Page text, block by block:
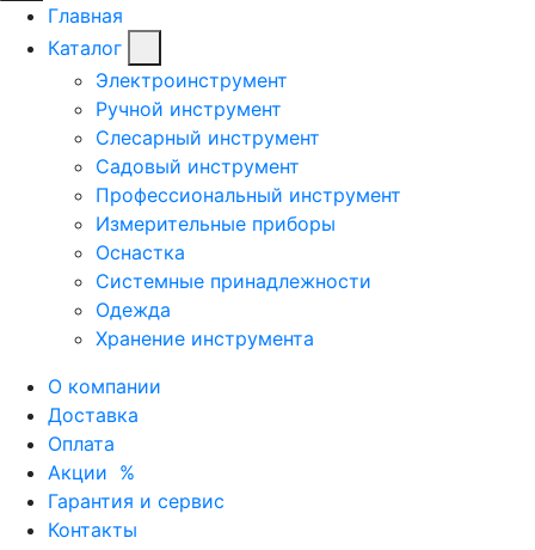
Главная
Каталог
Электроинструмент
Ручной инструмент
Слесарный инструмент
Садовый инструмент
Профессиональный инструмент
Измерительные приборы
Оснастка
Системные принадлежности
Одежда
Хранение инструмента
О компании
Доставка
Оплата
Акции %
Гарантия и сервис
Контакты